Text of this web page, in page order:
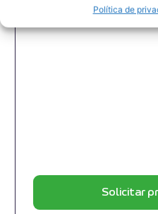
Política de
MWM: 12157944 ;
Solicitar